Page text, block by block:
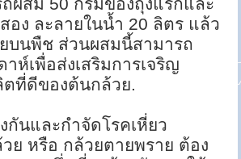
ผสม 50 กรัมของถุงแรกและ
อง ละลายในน้ำ 20 ลิตร แล้ว
บนพืช ส่วนผสมนี้สามารถ
ห์เพื่อส่งเสริมการเจริญ
ตที่ดีของต้นกล้วย.
กันและกำจัดโรคเหี่ยว
ย หรือ กล้วยตายพราย ต้อง